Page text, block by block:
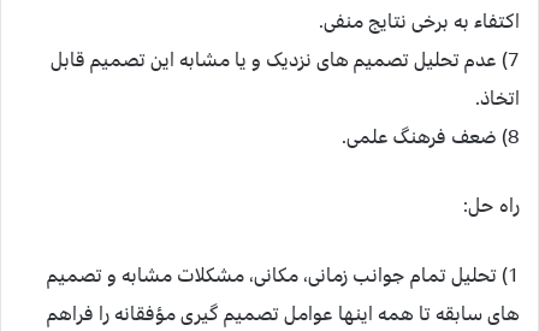
اکتفاء به برخی نتایج منفی.
7) عدم تحلیل تصمیم های نزدیک و یا مشابه این تصمیم قابل
اتخاذ.
8) ضعف فرهنگ علمی.
راه حل:
1) تحلیل تمام جوانب زمانی، مکانی، مشکلات مشابه و تصمیم
های سابقه تا همه اینها عوامل تصمیم گیری مؤفقانه را فراهم